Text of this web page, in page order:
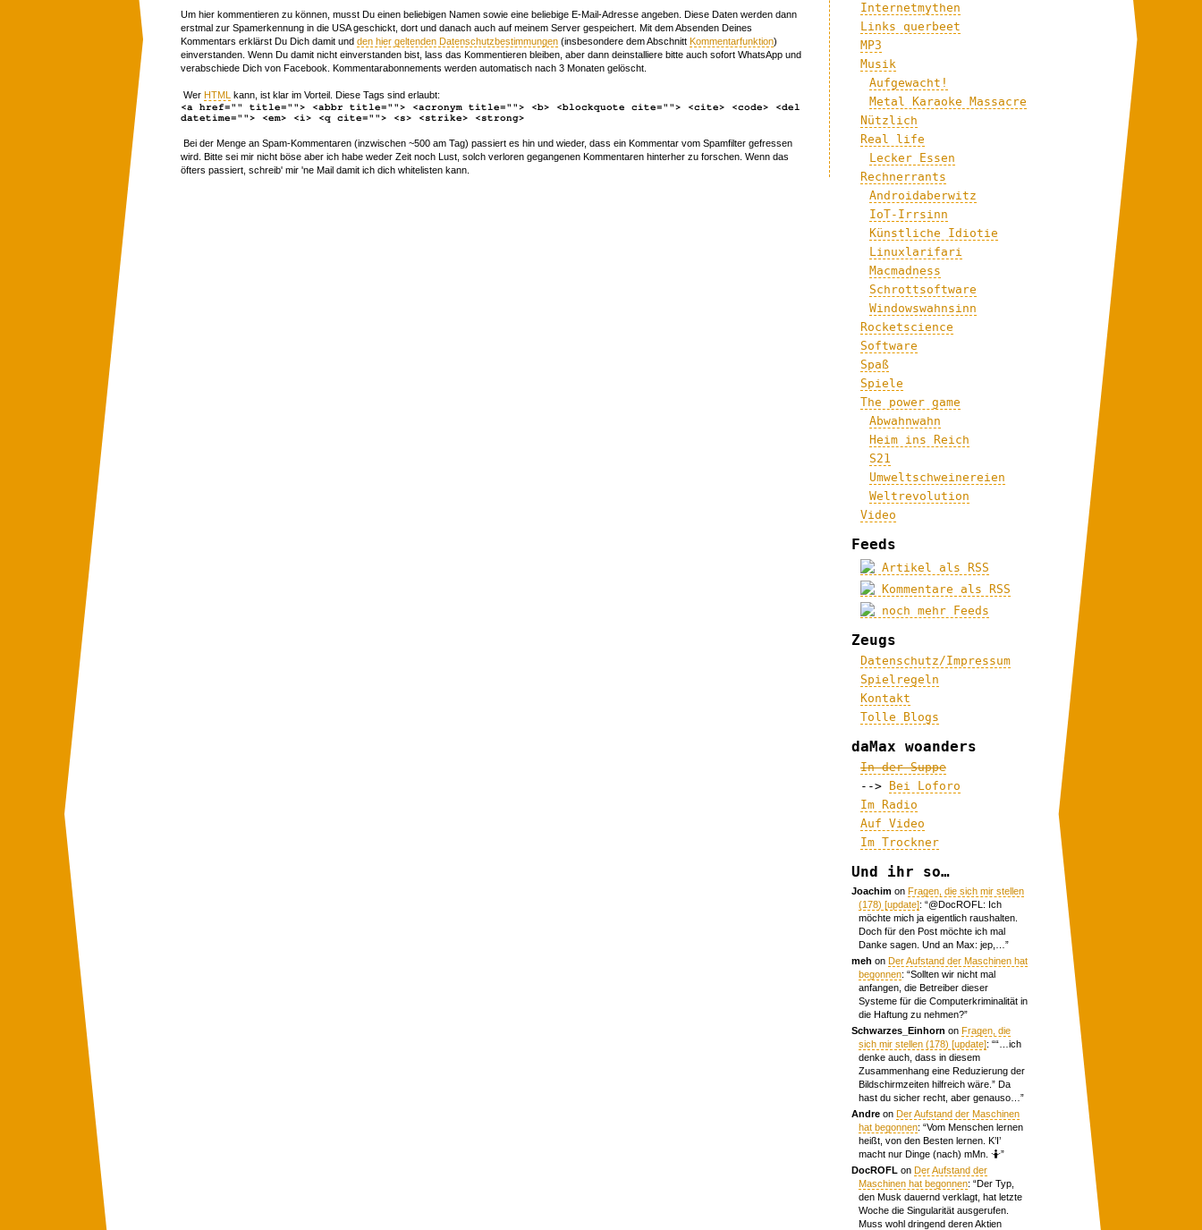
Um hier kommentieren zu können, musst Du einen beliebigen Namen sowie eine beliebige E-Mail-Adresse angeben. Diese Daten werden dann
erstmal zur Spamerkennung in die USA geschickt, dort und danach auch auf meinem Server gespeichert. Mit dem Absenden Deines
Kommentars erklärst Du Dich damit und den hier geltenden Datenschutzbestimmungen (insbesondere dem Abschnitt Kommentarfunktion)
einverstanden. Wenn Du damit nicht einverstanden bist, lass das Kommentieren bleiben, aber dann deinstalliere bitte auch sofort WhatsApp und
verabschiede Dich von Facebook. Kommentarabonnements werden automatisch nach 3 Monaten gelöscht.
Wer HTML kann, ist klar im Vorteil. Diese Tags sind erlaubt:
<a href="" title=""> <abbr title=""> <acronym title=""> <b> <blockquote cite=""> <cite> <code> <del
datetime=""> <em> <i> <q cite=""> <s> <strike> <strong>
Bei der Menge an Spam-Kommentaren (inzwischen ~500 am Tag) passiert es hin und wieder, dass ein Kommentar vom Spamfilter gefressen
wird. Bitte sei mir nicht böse aber ich habe weder Zeit noch Lust, solch verloren gegangenen Kommentaren hinterher zu forschen. Wenn das
öfters passiert, schreib' mir 'ne Mail damit ich dich whitelisten kann.
Internetmythen
Links querbeet
MP3
Musik
Aufgewacht!
Metal Karaoke Massacre
Nützlich
Real life
Lecker Essen
Rechnerrants
Androidaberwitz
IoT-Irrsinn
Künstliche Idiotie
Linuxlarifari
Macmadness
Schrottsoftware
Windowswahnsinn
Rocketscience
Software
Spaß
Spiele
The power game
Abwahnwahn
Heim ins Reich
S21
Umweltschweinereien
Weltrevolution
Video
Feeds
Artikel als RSS
Kommentare als RSS
noch mehr Feeds
Zeugs
Datenschutz/Impressum
Spielregeln
Kontakt
Tolle Blogs
daMax woanders
In der Suppe
-->
Bei Loforo
Im Radio
Auf Video
Im Trockner
Und ihr so…
Joachim onFragen, die sich mir stellen
(178) [update]: “@DocROFL: Ich
möchte mich ja eigentlich raushalten.
Doch für den Post möchte ich mal
Danke sagen. Und an Max: jep,… ”
meh onDer Aufstand der Maschinen hat
begonnen: “Sollten wir nicht mal
anfangen, die Betreiber dieser
Systeme für die Computerkriminalität in
die Haftung zu nehmen?”
Schwarzes_Einhorn onFragen, die
sich mir stellen (178) [update]: ““…ich
denke auch, dass in diesem
Zusammenhang eine Reduzierung der
Bildschirmzeiten hilfreich wäre.” Da
hast du sicher recht, aber genauso… ”
Andre onDer Aufstand der Maschinen
hat begonnen: “Vom Menschen lernen
heißt, von den Besten lernen. K’I’
macht nur Dinge (nach) mMn. 🤷”
DocROFL onDer Aufstand der
Maschinen hat begonnen: “Der Typ,
den Musk dauernd verklagt, hat letzte
Woche die Singularität ausgerufen.
Muss wohl dringend deren Aktien